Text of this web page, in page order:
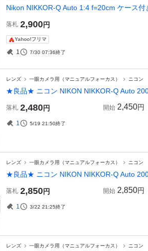
Nikon NIKKOR-Q Auto 1:4 f=20cm ケース付
落札 2,900円
Yahoo!フリマ
1 7/30 07:36終了
レンズ 一眼カメラ用（マニュアルフォーカス） ニコン
★良品★ ニコン NIKON NIKKOR-Q Auto
落札 2,480円 開始 2,450円
1 5/19 21:50終了
レンズ 一眼カメラ用（マニュアルフォーカス） ニコン
★良品★ ニコン NIKON NIKKOR-Q Auto
落札 2,850円 開始 2,850円
1 3/22 21:25終了
レンズ 一眼カメラ用（マニュアルフォーカス） ニコン